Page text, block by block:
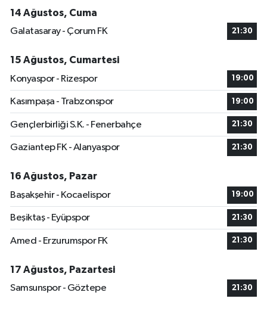
14 Ağustos, Cuma
Galatasaray - Çorum FK
21:30
15 Ağustos, Cumartesi
Konyaspor - Rizespor
19:00
Kasımpaşa - Trabzonspor 19:00
Gençlerbirliği S.K. - Fenerbahçe 21:30
Gaziantep FK - Alanyaspor 21:30
16 Ağustos, Pazar
Başakşehir - Kocaelispor
19:00
Beşiktaş - Eyüpspor 21:30
Amed - Erzurumspor FK 21:30
17 Ağustos, Pazartesi
Samsunspor - Göztepe
21:30